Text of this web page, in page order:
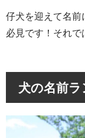
仔犬を迎えて名前
必見です！それで
犬の名前ラ